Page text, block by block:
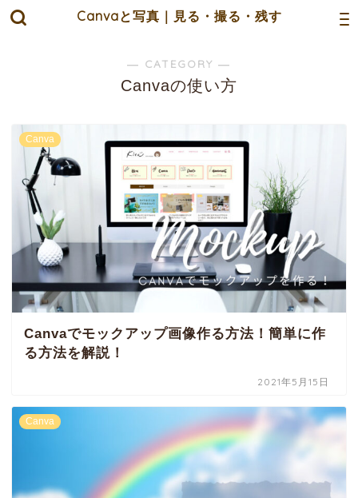
Canvaと写真｜見る・撮る・残す
― CATEGORY ―
Canvaの使い方
Canva
Canvaでモックアップ画像作る方法！簡単に作
る方法を解説！
2021年5月15日
Canva